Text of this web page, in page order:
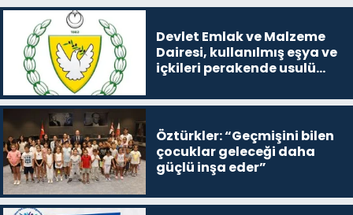
Devlet Emlak ve Malzeme
Dairesi, kullanılmış eşya ve
içkileri perakende usulü
Öztürkler: “Geçmişini bilen
çocuklar geleceği daha
güçlü inşa eder”